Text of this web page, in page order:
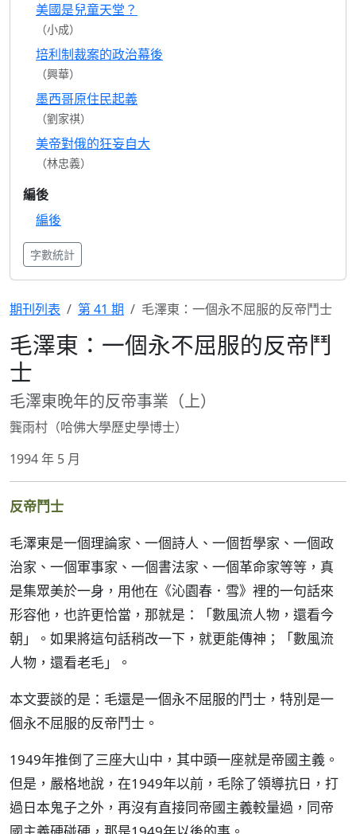
美國是兒童天堂？
（小成）
培利制裁案的政治幕後
（興華）
墨西哥原住民起義
（劉家祺）
美帝對俄的狂妄自大
（林忠義）
編後
編後
字數統計
期刊列表 第 41 期 毛澤東：一個永不屈服的反帝鬥士
毛澤東：一個永不屈服的反帝鬥
士
毛澤東晚年的反帝事業（上）
龔雨村（哈佛大學歷史學博士）
1994 年 5 月
反帝鬥士
毛澤東是一個理論家、一個詩人、一個哲學家、一個政
治家、一個軍事家、一個書法家、一個革命家等等，真
是集眾美於一身，用他在《沁園春．雪》裡的一句話來
形容他，也許更恰當，那就是：「數風流人物，還看今
朝」。如果將這句話稍改一下，就更能傳神；「數風流
人物，還看老毛」。
本文要談的是：毛還是一個永不屈服的鬥士，特別是一
個永不屈服的反帝鬥士。
1949年推倒了三座大山中，其中頭一座就是帝國主義。
但是，嚴格地說，在1949年以前，毛除了領導抗日，打
過日本鬼子之外，再沒有直接同帝國主義較量過，同帝